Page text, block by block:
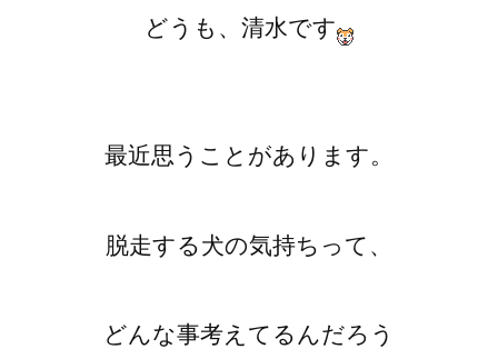
どうも、清水です
最近思うことがあります。
脱走する犬の気持ちって、
どんな事考えてるんだろう